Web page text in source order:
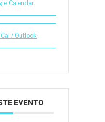
Calendar
/ Outlook
EVENTO